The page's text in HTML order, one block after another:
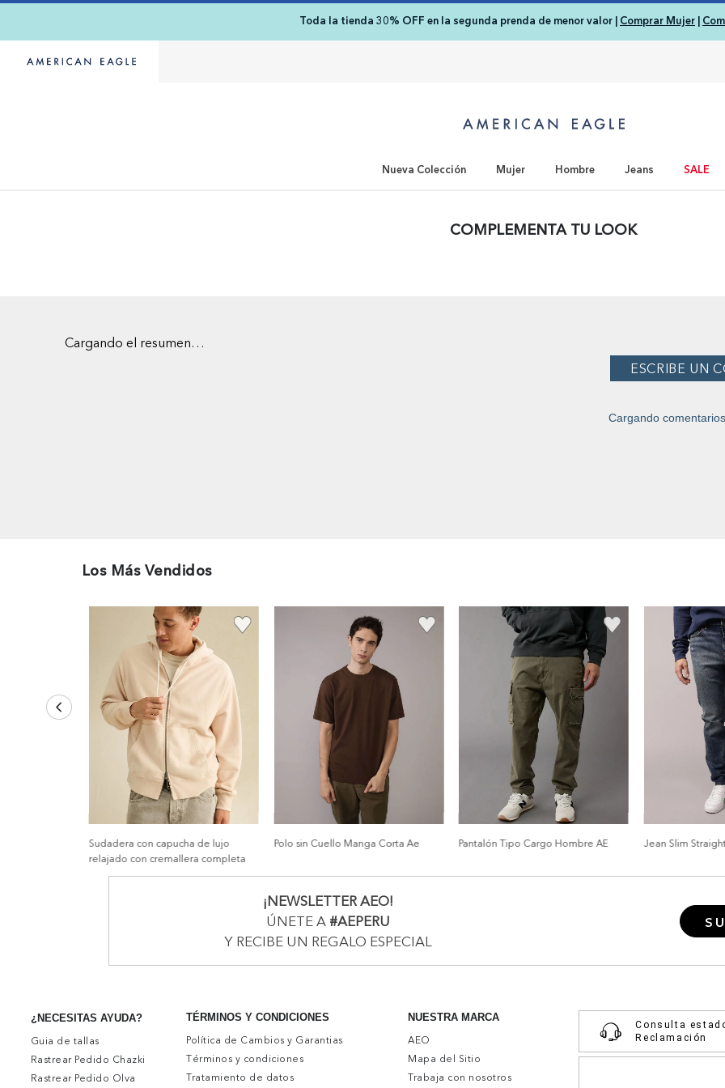
Toda la tienda 30% OFF en la segunda prenda de menor valor | Comprar Mujer |
Nueva Colección Mujer Hombre Jeans SALE
COMPLEMENTA TU LOOK
Cargando el resumen…
Cargando
Los Más Vendidos
Sudadera con capucha de lujo
relajado con cremallera completa
Polo sin Cuello Manga Corta Ae Pantalón Tipo Cargo Hombre AE Jean Slim
¡NEWSLETTER AEO!
ÚNETE A #AEPERU
Y RECIBE UN REGALO ESPECIAL
¿NECESITAS AYUDA?
Guia de tallas
Rastrear Pedido Chazki
Rastrear Pedido Olva
TÉRMINOS Y CONDICIONES
Política de Cambios y Garantias
Términos y condiciones
Tratamiento de datos
NUESTRA MARCA
AEO
Mapa del Sitio
Trabaja con nosotros
Consulta
Reclamación